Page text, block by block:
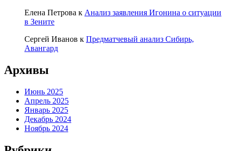
Елена Петрова к Анализ заявления Игонина о ситуации
в Зените
Сергей Иванов к Предматчевый анализ Сибирь,
Авангард
Архивы
Июнь 2025
Апрель 2025
Январь 2025
Декабрь 2024
Ноябрь 2024